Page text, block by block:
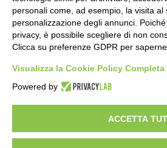
personali come, ad esempio, la visita al
personalizzazione degli annunci.
privacy, è possibile scegliere di non
Clicca su preferenze GDPR per saperne
Visualizza la Cookie Policy Completa
Powered by
ACCETTA